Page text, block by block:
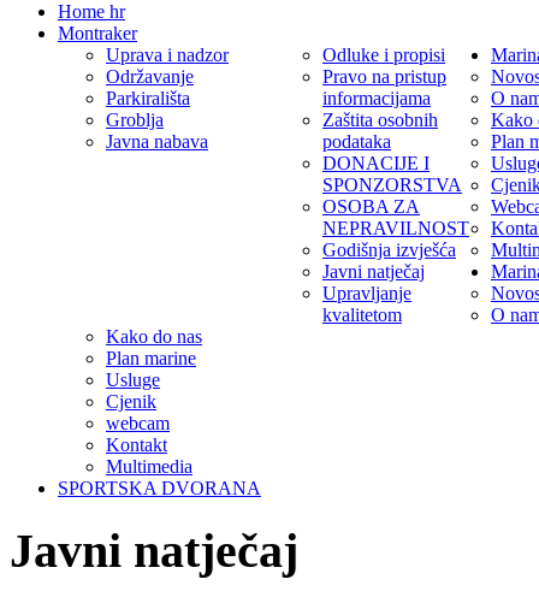
Home hr
Montraker
Uprava i nadzor
Održavanje
Parkirališta
Groblja
Javna nabava
Odluke i propisi
Pravo na pristup
informacijama
Zaštita osobnih
podataka
DONACIJE I
SPONZORSTVA
OSOBA ZA
NEPRAVILNOST
Godišnja izvješća
Javni natječaj
Upravljanje
kvalitetom
O
Kako
Plan
O
Kako do nas
Plan marine
Usluge
Cjenik
webcam
Kontakt
Multimedia
SPORTSKA DVORANA
Javni natječaj